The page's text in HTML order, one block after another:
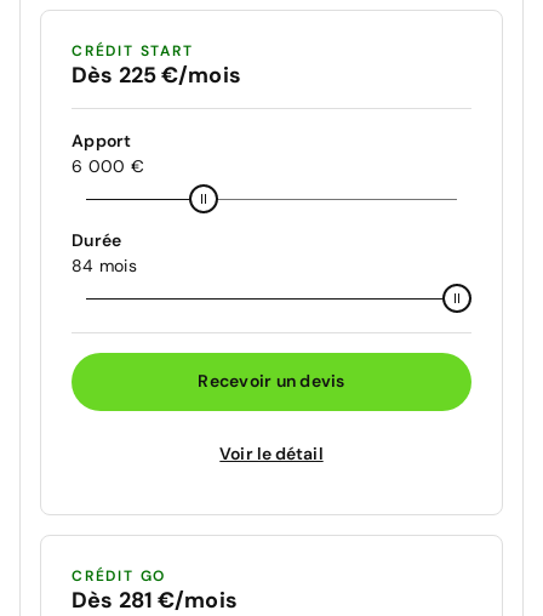
CRÉDIT START
Dès 225 €/mois
Apport
6 000 €
Durée
84 mois
Recevoir un devis
Voir le détail
CRÉDIT GO
Dès 281 €/mois